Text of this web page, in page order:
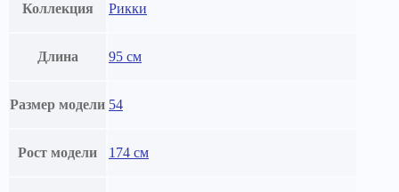
Коллекция Рикки
Длина 95 см
Размер модели 54
Рост модели 174 см